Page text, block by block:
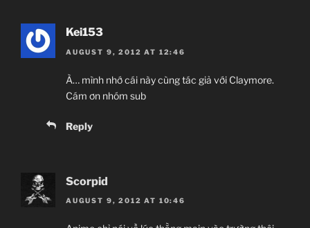
Kei153
AUGUST 9, 2012 AT 12:46
À… mình nhớ cái này cùng tác giả với Claymore.
Cám ơn nhóm sub
Reply
Scorpid
AUGUST 9, 2012 AT 10:46